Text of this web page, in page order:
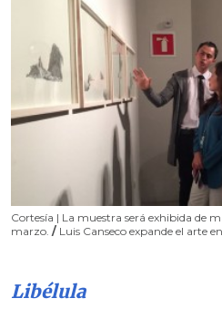
Cortesía | La muestra será exhibida de
marzo. / Luis Canseco expande el arte
Libélula